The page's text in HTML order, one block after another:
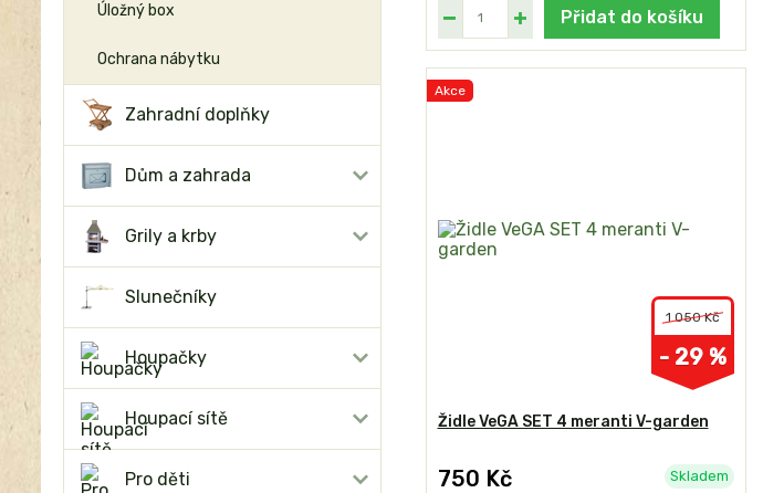
Úložný box
Ochrana nábytku
Zahradní doplňky
Dům a zahrada
Grily a krby
Slunečníky
Houpačky
Houpací sítě
Pro děti
Přidat do košíku
Akce
1 050 Kč
- 29 %
Židle VeGA SET 4 meranti V-garden
750 Kč Skladem